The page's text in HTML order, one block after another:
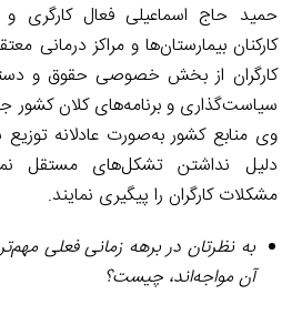
حمید حاج اسماعیلی فعال کارگری و
کارکنان بیمارستان‌ها و مراکز درمانی
کارگران از بخش خصوصی حقوق و
سیاست‌گذاری و برنامه‌های کلان کشور
وی منابع کشور به‌صورت عادلانه
دلیل نداشتن تشکل‌های مستقل
مشکلات کارگران را پیگیری نمایند.
به نظرتان در برهه زمانی فعلی
آن مواجه‌اند، چیست؟